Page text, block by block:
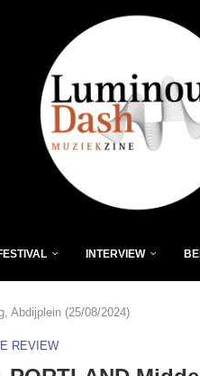
INTERVIEW
Abdijplein (25/08/2024)
REVIEW